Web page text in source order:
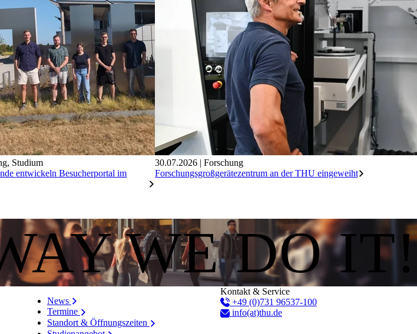
, Studium
entwickeln Besucherportal im
30.07.2026 | Forschung
Forschungsgroßgerätezentrum an der THU eingeweiht
WE DO IT!
News
Termine
Standort & Öffnungszeiten
Kontakt & Service
+49 (0)731 96537-100
info(at)thu.de